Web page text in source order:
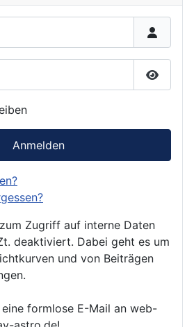
Anmelden
Zugriff auf interne Daten
deaktiviert. Dabei geht es um
und von Beiträgen
formlose E-Mail an web-